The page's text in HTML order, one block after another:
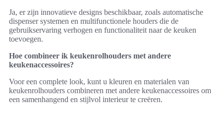
Ja, er zijn innovatieve designs beschikbaar, zoals automatische
dispenser systemen en multifunctionele houders die de
gebruikservaring verhogen en functionaliteit naar de keuken
toevoegen.
Hoe combineer ik keukenrolhouders met andere
keukenaccessoires?
Voor een complete look, kunt u kleuren en materialen van
keukenrolhouders combineren met andere keukenaccessoires om
een samenhangend en stijlvol interieur te creëren.